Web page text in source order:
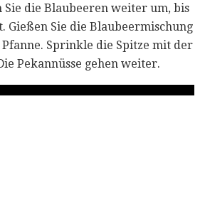
die Blaubeeren weiter um, bis
Gießen Sie die Blaubeermischung
Sprinkle die Spitze mit der
Pekannüsse gehen weiter.